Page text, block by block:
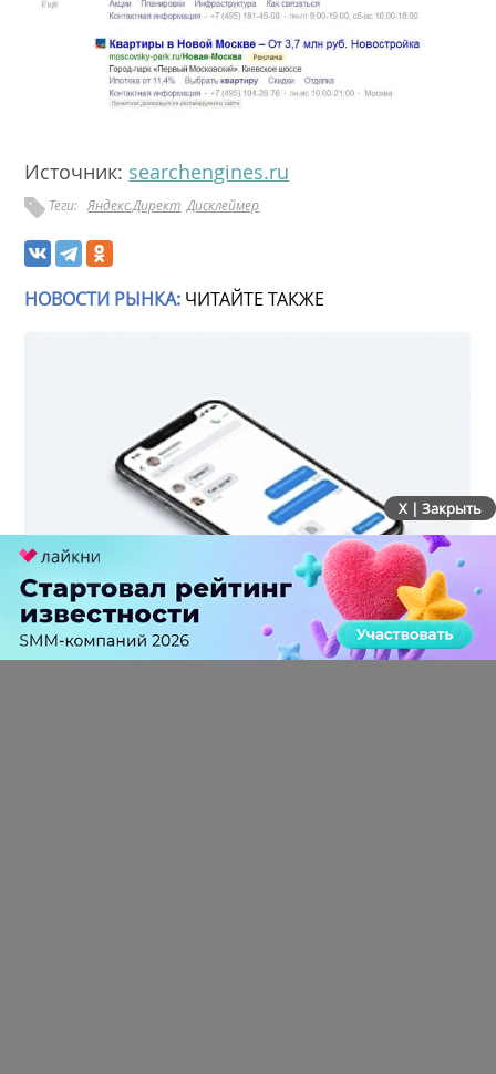
Источник: searchengines.ru
Теги: Яндекс.Директ Дисклеймер
НОВОСТИ РЫНКА: ЧИТАЙТЕ ТАКЖЕ
Wildberries & Russ зарегистрировала более 170
доменов для запуска собственного мессенджера
X | Закрыть